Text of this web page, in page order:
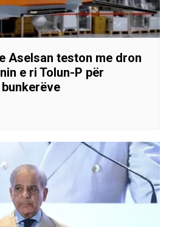
Aselsan teston me dron
e ri Tolun-P për